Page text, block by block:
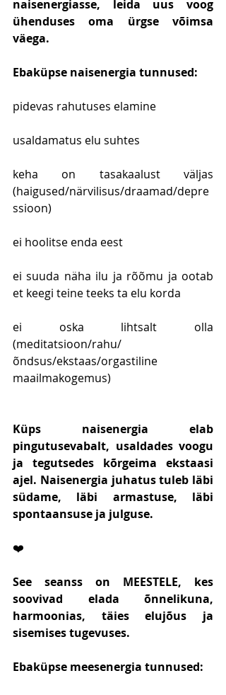
naisenergiasse, leida uus voog
ühenduses oma ürgse võimsa
väega.
Ebaküpse naisenergia tunnused:
pidevas rahutuses elamine
usaldamatus elu suhtes
keha on tasakaalust väljas
(haigused/närvilisus/draamad/depre
ssioon)
ei hoolitse enda eest
ei suuda näha ilu ja rõõmu ja ootab
et keegi teine teeks ta elu korda
ei oska lihtsalt olla
(meditatsioon/rahu/
õndsus/ekstaas/orgastiline
maailmakogemus)
Küps naisenergia elab
pingutusevabalt, usaldades voogu
ja tegutsedes kõrgeima ekstaasi
ajel. Naisenergia juhatus tuleb läbi
südame, läbi armastuse, läbi
spontaansuse ja julguse.
❤️
See seanss on MEESTELE, kes
soovivad elada õnnelikuna,
harmoonias, täies elujõus ja
sisemises tugevuses.
Ebaküpse meesenergia tunnused: